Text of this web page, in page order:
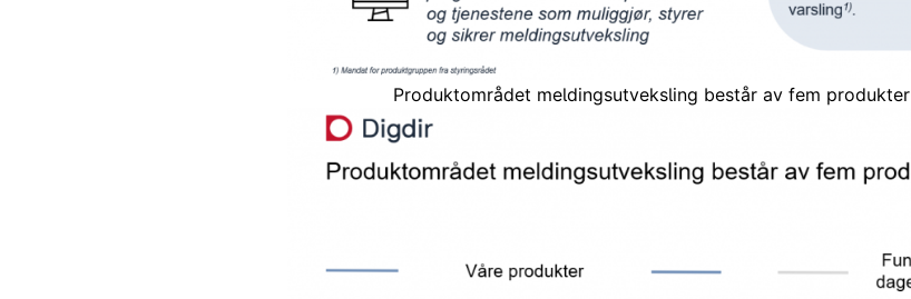
Produktområdet meldingsutveksling består av fem produkter